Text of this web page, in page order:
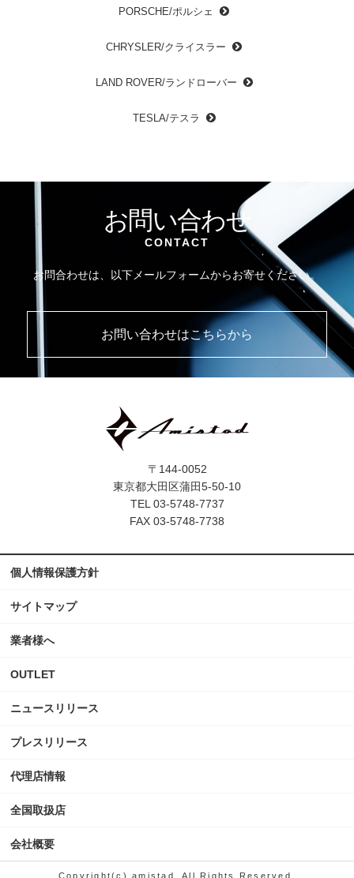
PORSCHE/ポルシェ
CHRYSLER/クライスラー
LAND ROVER/ランドローバー
TESLA/テスラ
お問い合わせ
CONTACT
お問合わせは、以下メールフォームからお寄せください。
お問い合わせはこちらから
〒144-0052
東京都大田区蒲田5-50-10
TEL 03-5748-7737
FAX 03-5748-7738
ニュースリリース
プレスリリース
代理店情報
全国取扱店
会社概要
個人情報保護方針
サイトマップ
業者様へ
OUTLET
Copyright(c) amistad. All Rights Reserved.